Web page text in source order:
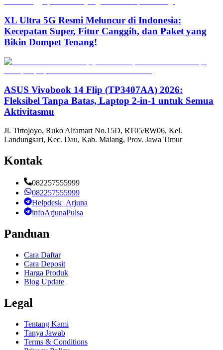
XL Ultra 5G Resmi Meluncur di Indonesia:
Kecepatan Super, Fitur Canggih, dan Paket yang
Bikin Dompet Tenang!
ASUS Vivobook 14 Flip (TP3407AA) 2026:
Fleksibel Tanpa Batas, Laptop 2-in-1 untuk Semua
Aktivitasmu
Jl. Tirtojoyo, Ruko Alfamart No.15D, RT05/RW06, Kel.
Landungsari, Kec. Dau, Kab. Malang, Prov. Jawa Timur
Kontak
082257555999
082257555999
Helpdesk_Arjuna
infoArjunaPulsa
Panduan
Cara Daftar
Cara Deposit
Harga Produk
Blog Update
Legal
Tentang Kami
Tanya Jawab
Terms & Conditions